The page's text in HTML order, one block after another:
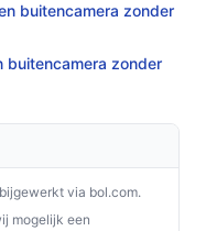
buitencamera zonder
buitencamera zonder
via bol.com.
mogelijk een